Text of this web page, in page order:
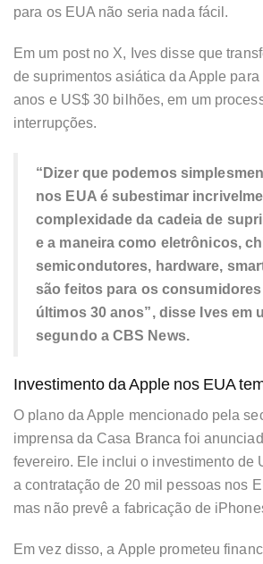
para os EUA não seria nada fácil.
Em um post no X, Ives disse que
de suprimentos asiática da Apple
anos e US$ 30 bilhões, em um
interrupções.
“Dizer que podemos
nos EUA é subestimar
complexidade da cadeia de
e a maneira como eletrônicos,
semicondutores, hardware,
são feitos para os
últimos 30 anos”, disse Ives em
segundo a CBS News.
Investimento da Apple nos EUA
O plano da Apple mencionado pela
imprensa da Casa Branca foi
fevereiro. Ele inclui o investimento de
a contratação de 20 mil pessoas nos
mas não prevê a fabricação de
Em vez disso, a Apple prometeu